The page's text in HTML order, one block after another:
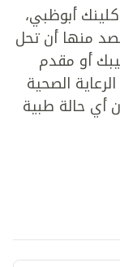
أبوظبي،
منها أن تحل
أو مقدم
الصحية
أي حالة طبية